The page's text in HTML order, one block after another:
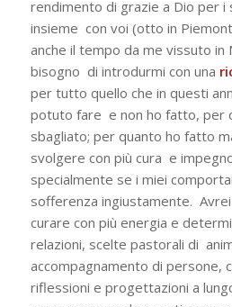
rendimento di grazie a Dio per i
insieme con voi (otto in
anche il tempo da me vissuto in
bisogno di introdurmi con una
per tutto quello che in questi
potuto fare e non ho fatto, per
sbagliato; per quanto ho fatto
svolgere con più cura e
specialmente se i miei
sofferenza ingiustamente.
curare con più energia e
relazioni, scelte pastorali di
accompagnamento di persone,
riflessioni e progettazioni a